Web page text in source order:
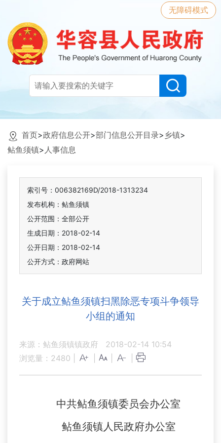
无障碍模式
首页>政府信息公开>部门信息公开目录> 乡镇>
鲇鱼须镇> 人事信息
索引号：006382169D/2018-1313234
发布机构：鲇鱼须镇
公开范围：全部公开
生成日期：2018-02-14
公开日期：2018-02-14
公开方式：政府网站
关于成立鲇鱼须镇扫黑除恶专项斗争领导
小组的通知
来源：鲇鱼须镇镇政府
2018-02-14 10:54
浏览量： 2480
中共鲇鱼须镇委员会办公室
鲇鱼须镇人民政府办公室